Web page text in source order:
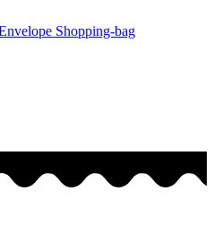
Shopping-bag